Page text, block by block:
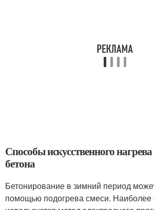
Способы искусственного
бетона
Бетонирование в зимний период
помощью подогрева смеси. Наиболее